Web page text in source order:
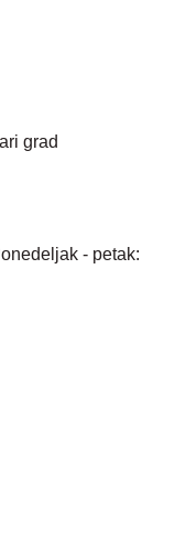
grad
- petak: